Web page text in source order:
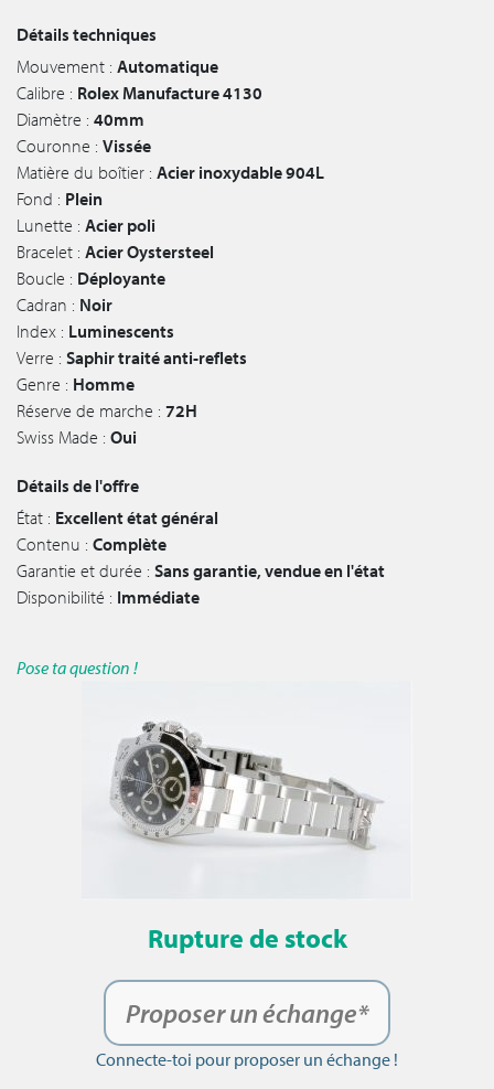
Détails techniques
Mouvement : Automatique
Calibre : Rolex Manufacture 4130
Diamètre : 40mm
Couronne : Vissée
Matière du boîtier : Acier inoxydable 904L
Fond : Plein
Lunette : Acier poli
Bracelet : Acier Oystersteel
Boucle : Déployante
Cadran : Noir
Index : Luminescents
Verre : Saphir traité anti-reflets
Genre : Homme
Réserve de marche : 72H
Swiss Made : Oui
Détails de l'offre
État : Excellent état général
Contenu : Complète
Garantie et durée : Sans garantie, vendue en l'état
Disponibilité : Immédiate
Pose ta question !
Rupture de stock
Proposer un échange*
Connecte-toi pour proposer un échange !